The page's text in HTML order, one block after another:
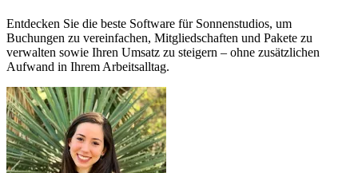
Entdecken Sie die beste Software für Sonnenstudios, um
Buchungen zu vereinfachen, Mitgliedschaften und Pakete zu
verwalten sowie Ihren Umsatz zu steigern – ohne zusätzlichen
Aufwand in Ihrem Arbeitsalltag.